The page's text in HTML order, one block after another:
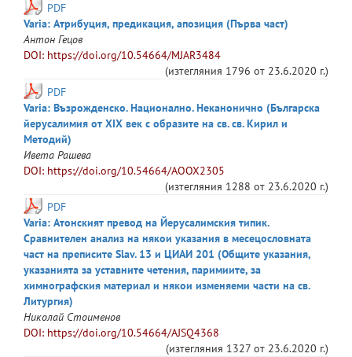
PDF
Varia: Атрибуция, предикация, апозиция (Първа част)
Антон Гецов
DOI: https://doi.org/10.54664/MJAR3484
(изтегляния 1796 от 23.6.2020 г.)
PDF
Varia: Възрожденско. Национално. Неканонично (Българска
йерусалимия от XIX век с образите на св. св. Кирил и
Методий)
Ивета Рашева
DOI: https://doi.org/10.54664/AOOX2305
(изтегляния 1288 от 23.6.2020 г.)
PDF
Varia: Атонският превод на Йерусалимския типик.
Сравнителен анализ на някои указания в месецословната
част на преписите Slav. 13 и ЦИАИ 201 (Oбщите указания,
указанията за уставните четения, паримиите, за
химнографския материал и някои изменяеми части на св.
Литургия)
Николай Стоименов
DOI: https://doi.org/10.54664/AJSQ4368
(изтегляния 1327 от 23.6.2020 г.)